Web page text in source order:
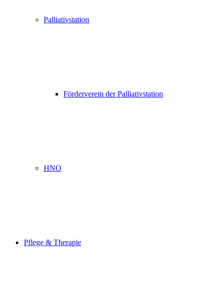
Palliativstation
Förderverein der Palliativstation
HNO
Pflege & Therapie